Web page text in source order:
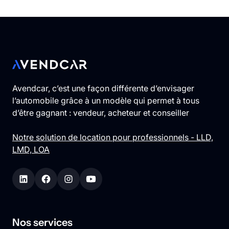
Avendcar, c’est une façon différente d’envisager
l’automobile grâce à un modèle qui permet à tous
d’être gagnant : vendeur, acheteur et conseiller
Notre solution de location pour professionnels - LLD,
LMD, LOA
Nos services